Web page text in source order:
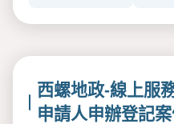
西螺地政-線上服
申請人申辦登記